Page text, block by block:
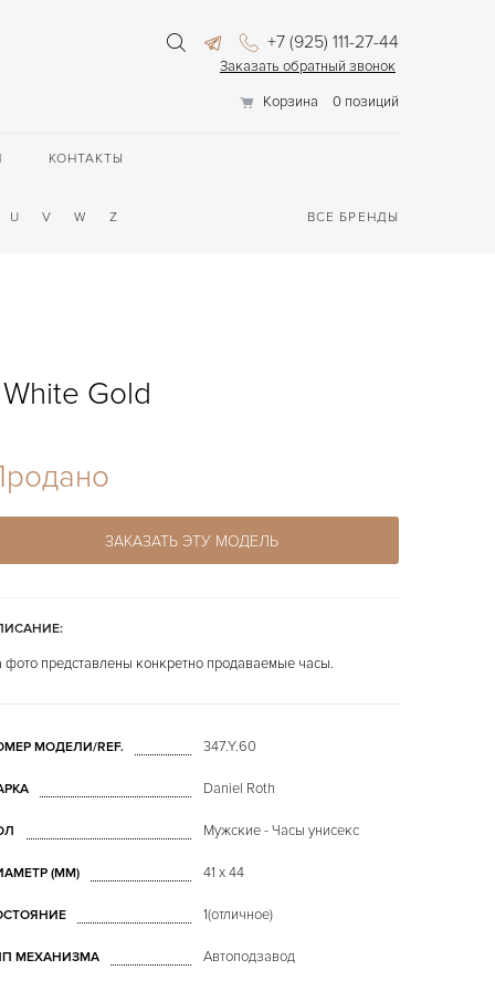
+7 (925) 111-27-44
Заказать обратный звонок
Корзина
0 позиций
КОНТАКТЫ
U V W Z ВСЕ БРЕНДЫ
Gold
ЗАКАЗАТЬ ЭТУ МОДЕЛЬ
фото представлены конкретно продаваемые часы.
МОДЕЛИ/REF. 347.Y.60
Daniel Roth
Мужские - Часы унисекс
(MM) 41 x 44
1(отличное)
МЕХАНИЗМА Автоподзавод